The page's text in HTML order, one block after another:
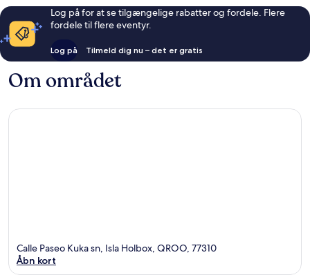
Log på for at se tilgængelige rabatter og fordele. Flere
fordele til flere eventyr.
Log på Tilmeld dig nu – det er gratis
Om området
Calle Paseo Kuka sn, Isla Holbox, QROO, 77310
Åbn kort